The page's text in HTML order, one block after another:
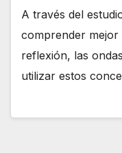
A través del
comprender
reflexión, las
utilizar estos